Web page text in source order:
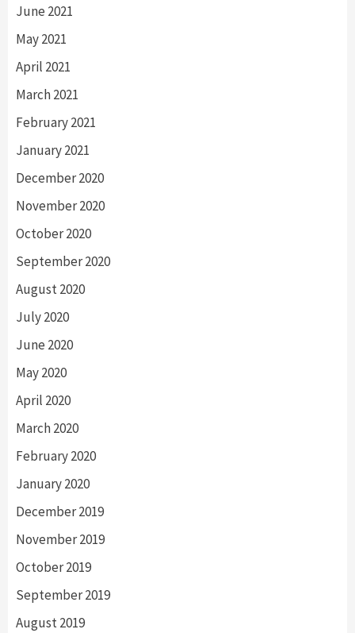
June 2021
May 2021
April 2021
March 2021
February 2021
January 2021
December 2020
November 2020
October 2020
September 2020
August 2020
July 2020
June 2020
May 2020
April 2020
March 2020
February 2020
January 2020
December 2019
November 2019
October 2019
September 2019
August 2019